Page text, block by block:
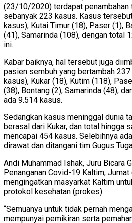
(23/10/2020) terdapat
sebanyak 223 kasus. Kasus
kasus), Kutai Timur (18), Paser (1),
(41), Samarinda (108), dengan total
ini.
Kabar baiknya, hal tersebut juga
pasien sembuh yang bertambah
kasus), Kukar (18), Kutim (118),
(38), Bontang (2), Samarinda (48),
ada 9.514 kasus.
Sedangkan kasus meninggal dunia
berasal dari Kukar, dan total hingga
mencapai 454 kasus. Selebihnya
dirawat dan ditangani tim Gugus
Andi Muhammad Ishak, Juru Bicara
Penanganan Covid-19 Kaltim,
mengingatkan masyarkat Kaltim
protokol kesehatan (prokes).
“Semuanya untuk tidak pernah
mempunyai pemikiran serta